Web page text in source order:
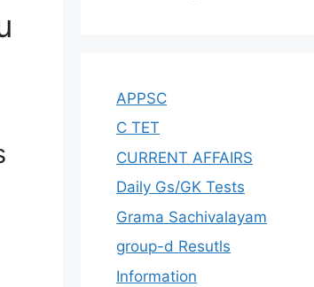
APPSC
C TET
CURRENT AFFAIRS
Daily Gs/GK Tests
Grama Sachivalayam
group-d Resutls
Information